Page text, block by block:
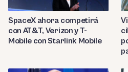
SpaceX ahora competirá
con AT&T, Verizon y T-
Mobile con Starlink Mobile